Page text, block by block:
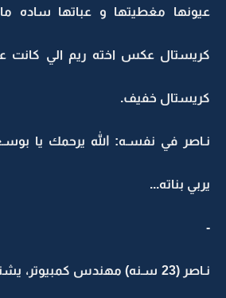
عيونها مغطيتها و عباتها ساده ما
كريستال عكس اخته ريم الي كانت
كريستال خفيف.
نـاصر في نفسـه: الله يرحمك يا
يربي بناته...
نـاصر (23 سـنه) مهندس كمبيوتر،